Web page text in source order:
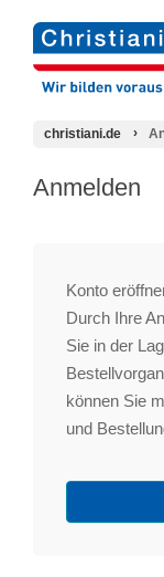
christiani.de
Anmelden
Konto
Durch Ihre
Sie in der
können Sie
und